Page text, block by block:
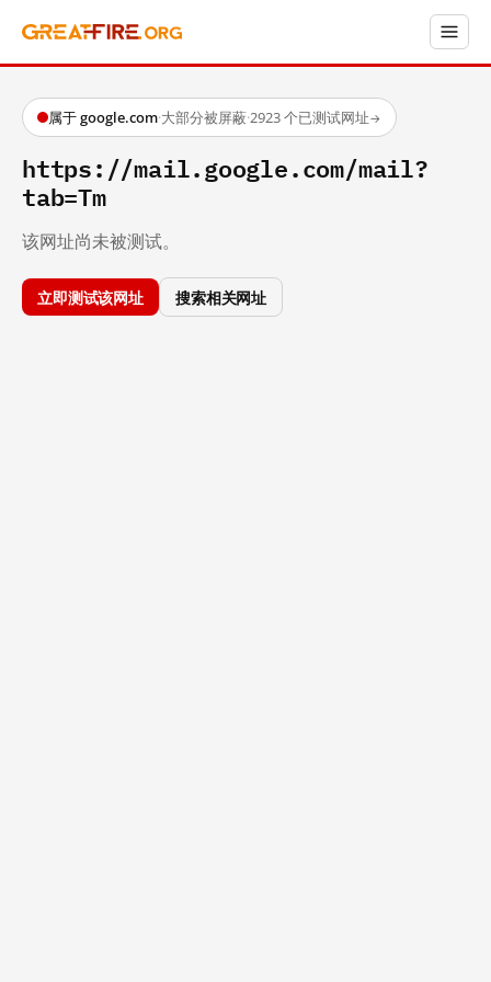
属于 google.com·大部分被屏蔽·2923 个已测试网址→
https://mail.google.com/mail?
tab=Tm
该网址尚未被测试。
立即测试该网址 搜索相关网址